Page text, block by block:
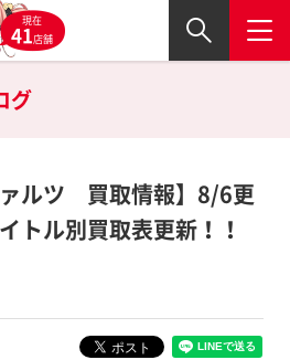
現在
41店舗
グ
ァルツ 買取情報】8/6更
ル別買取表更新！！